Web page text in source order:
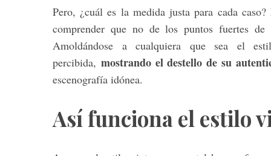
Pero, ¿cuál es la medida justa para cada
comprender que no de los puntos fuertes
Amoldándose a cualquiera que sea el
percibida, mostrando el destello de su
escenografía idónea.
Así funciona el estilo